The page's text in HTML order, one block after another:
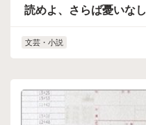
読めよ、さらば憂いなし
文芸・小説